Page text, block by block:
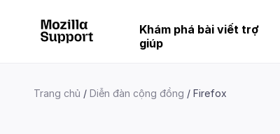
Khám phá bài viết trợ
giúp
Trang chủ Diễn đàn cộng đồng Firefox